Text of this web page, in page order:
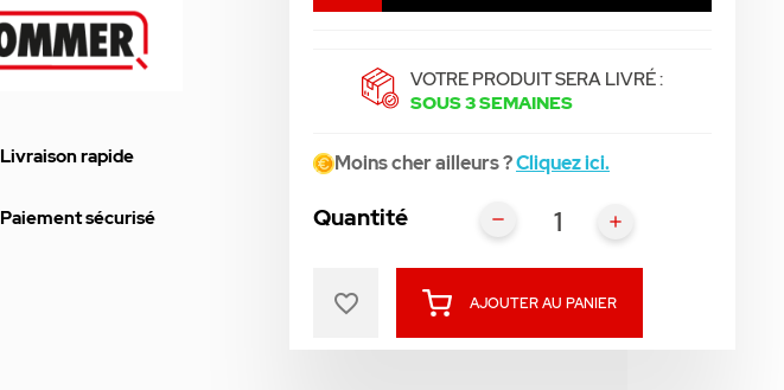
Livraison rapide
Paiement sécurisé
VOTRE PRODUIT SERA LIVRÉ :
SOUS 3 SEMAINES
Moins cher ailleurs ?Cliquez ici.
Quantité
AJOUTER AU PANIER
favorite_border